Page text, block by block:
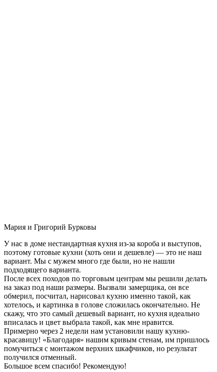
Мария и Григорий Бурковы
У нас в доме нестандартная кухня из-за короба и выступов,
поэтому готовые кухни (хоть они и дешевле) — это не наш
вариант. Мы с мужем много где были, но не нашли
подходящего варианта.
После всех походов по торговым центрам мы решили делать
на заказ под наши размеры. Вызвали замерщика, он все
обмерил, посчитал, нарисовал кухню именно такой, как
хотелось, и картинка в голове сложилась окончательно. Не
скажу, что это самый дешевый вариант, но кухня идеально
вписалась и цвет выбрала такой, как мне нравится.
Примерно через 2 недели нам установили нашу кухню-
красавицу! «Благодаря» нашим кривым стенам, им пришлось
помучиться с монтажом верхних шкафчиков, но результат
получился отменный.
Большое всем спасибо! Рекомендую!